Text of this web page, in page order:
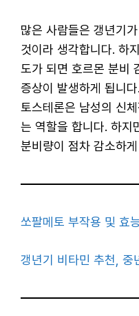
많은 사람들은 갱년기
것이라 생각합니다. 하
도가 되면 호르몬 분비
증상이 발생하게 됩니
토스테론은 남성의 신
는 역할을 합니다. 하지
분비량이 점차 감소하
쏘팔메토 부작용 및 효
갱년기 비타민 추천, 중